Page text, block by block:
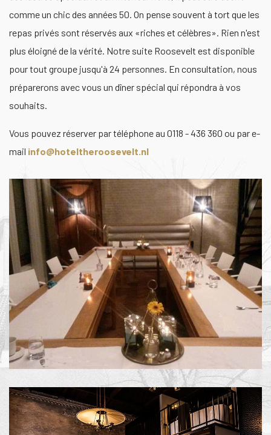
comme un chic des années 50. On pense souvent à tort que les
repas privés sont réservés aux «riches et célèbres». Rien n'est
plus éloigné de la vérité. Notre suite Roosevelt est disponible
pour tout groupe jusqu'à 24 personnes. En consultation, nous
préparerons avec vous un dîner spécial qui répondra à vos
souhaits.
Vous pouvez réserver par téléphone au 0118 - 436 360 ou par e-
mail